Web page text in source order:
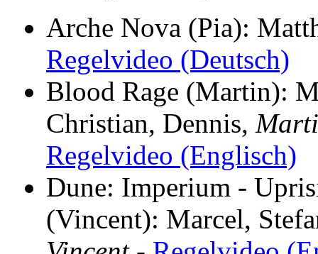
Arche Nova (Pia):
Regelvideo (Deutsch)
Blood Rage (Martin):
Christian, Dennis,
Regelvideo (Englisch)
Dune: Imperium -
(Vincent): Marcel,